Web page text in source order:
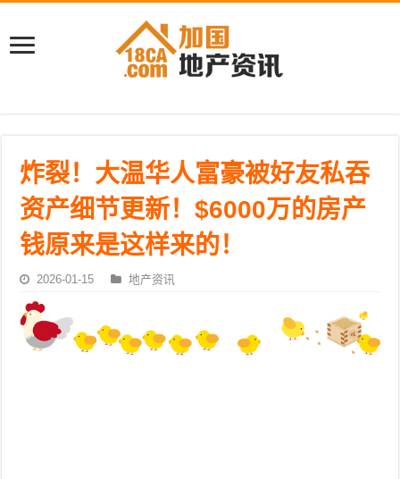
炸裂！大温华人富豪被好友私吞
资产细节更新！$6000万的房产
钱原来是这样来的！
2026-01-15 地产资讯